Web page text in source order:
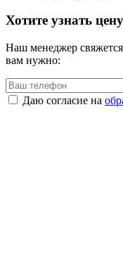
Хотите узнать
Наш менеджер свяжется
вам нужно:
Даю согласие на